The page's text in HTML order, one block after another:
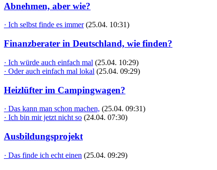
Abnehmen, aber wie?
· Ich selbst finde es immer (25.04. 10:31)
Finanzberater in Deutschland, wie finden?
· Ich würde auch einfach mal (25.04. 10:29)
· Oder auch einfach mal lokal (25.04. 09:29)
Heizlüfter im Campingwagen?
· Das kann man schon machen, (25.04. 09:31)
· Ich bin mir jetzt nicht so (24.04. 07:30)
Ausbildungsprojekt
· Das finde ich echt einen (25.04. 09:29)